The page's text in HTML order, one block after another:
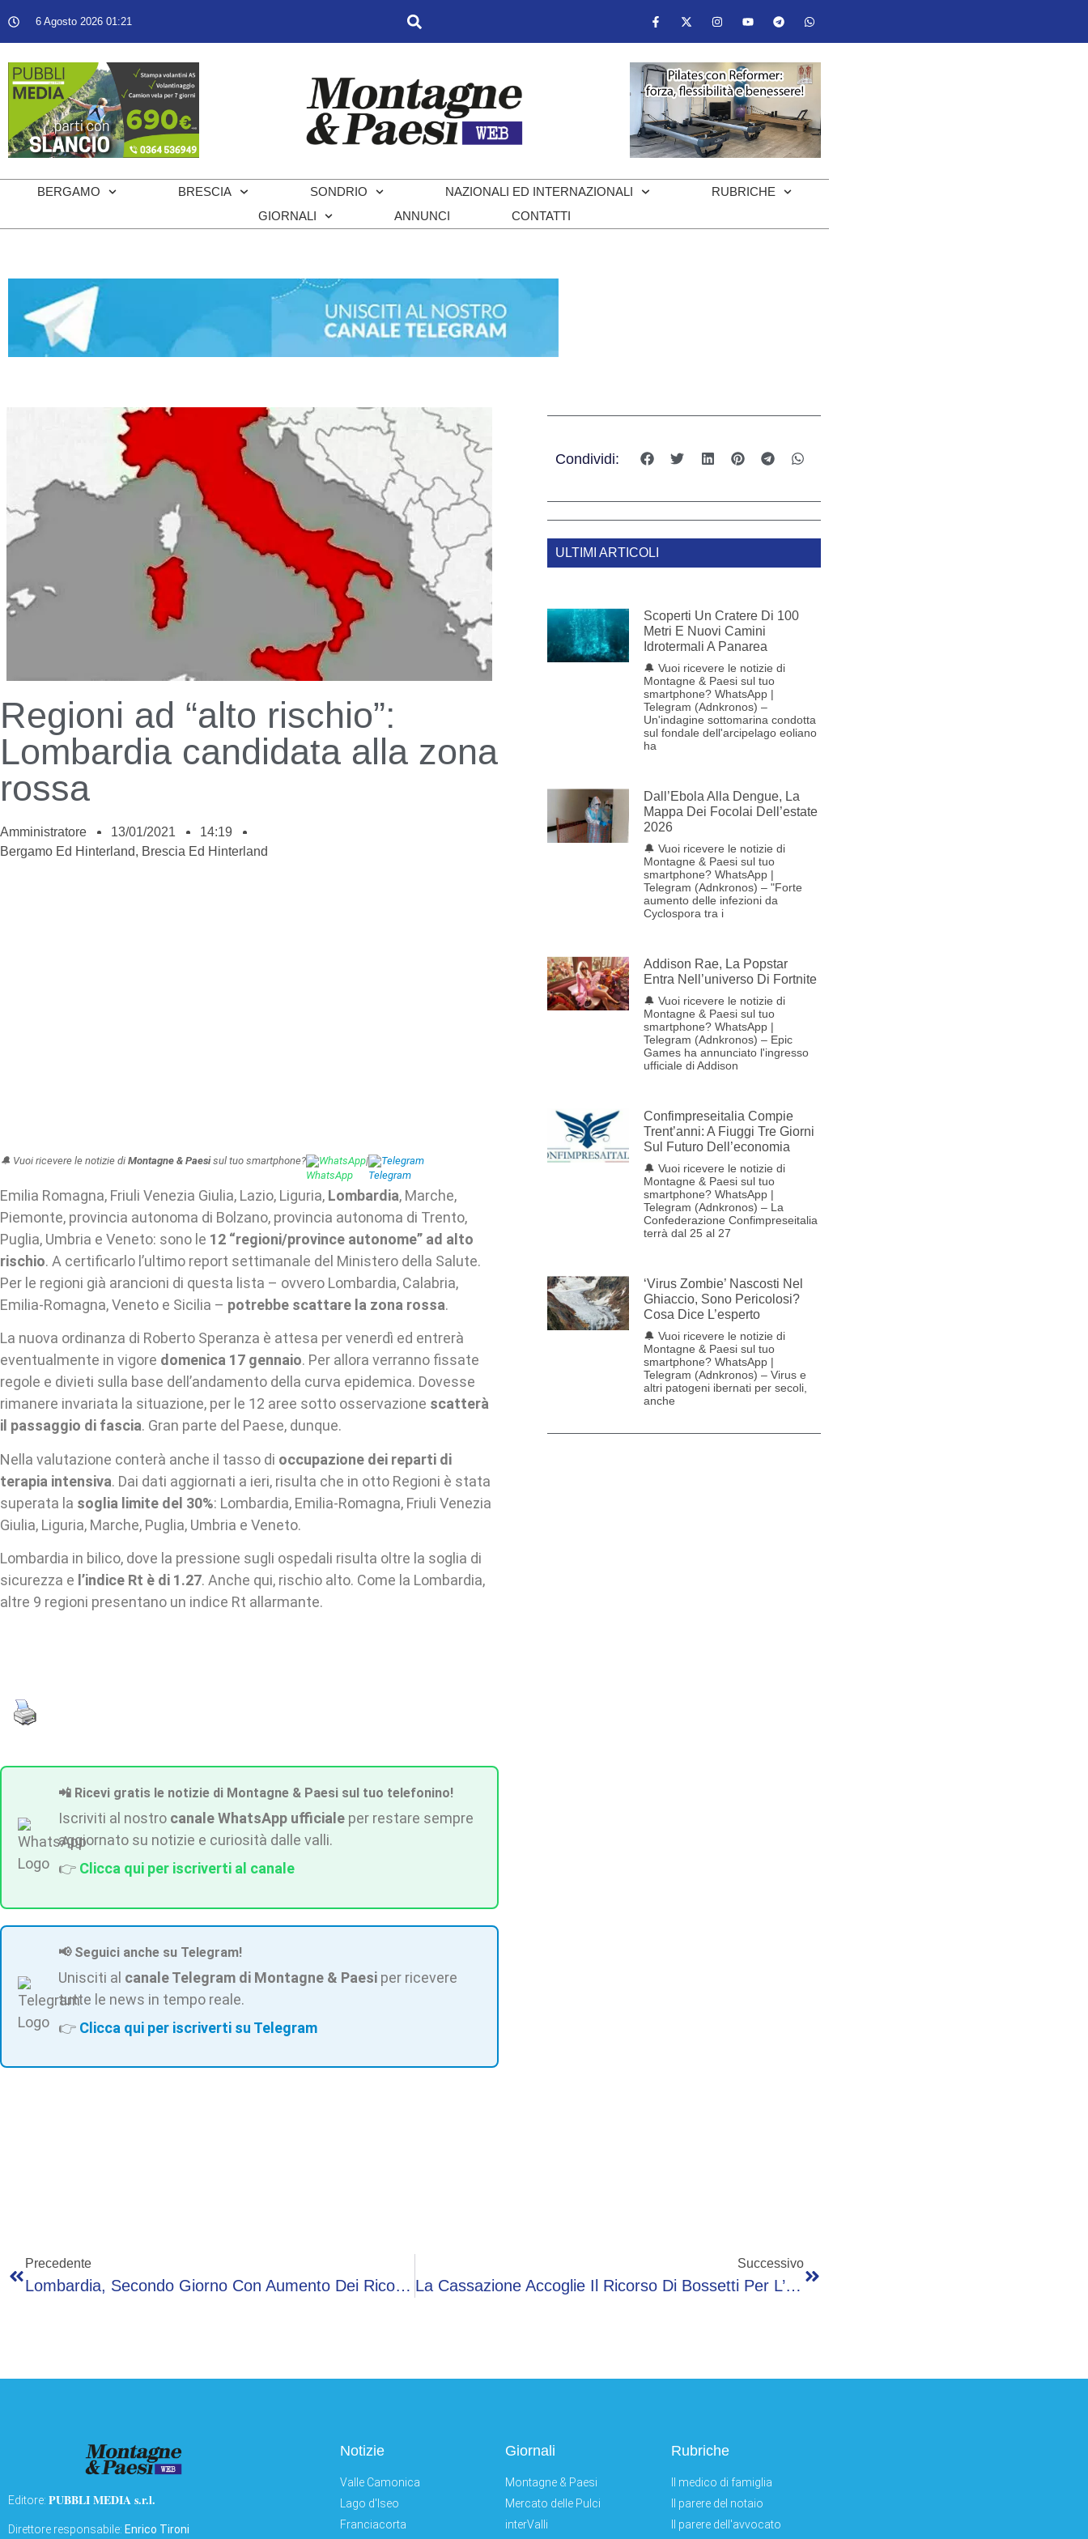
6 Agosto 2026 01:21
BERGAMO BRESCIA SONDRIO NAZIONALI ED INTERNAZIONALI
RUBRICHE
GIORNALI
ANNUNCI CONTATTI
Regioni ad “alto rischio”:
Lombardia candidata alla zona
rossa
Amministratore 13/01/2021
14:19
Bergamo Ed Hinterland, Brescia Ed Hinterland
🔔 Vuoi ricevere le notizie di Montagne & Paesisul tuo smartphone? WhatsApp| Telegram
Emilia Romagna, Friuli Venezia Giulia, Lazio, Liguria, Lombardia, Marche,
Piemonte, provincia autonoma di Bolzano, provincia autonoma di Trento,
Puglia, Umbria e Veneto: sono le 12 “regioni/province autonome” ad alto
rischio. A certificarlo l’ultimo report settimanale del Ministero della Salute.
Per le regioni già arancioni di questa lista – ovvero Lombardia, Calabria,
Emilia-Romagna, Veneto e Sicilia – potrebbe scattare la zona rossa.
La nuova ordinanza di Roberto Speranza è attesa per venerdì ed entrerà
eventualmente in vigore domenica 17 gennaio. Per allora verranno fissate
regole e divieti sulla base dell’andamento della curva epidemica. Dovesse
rimanere invariata la situazione, per le 12 aree sotto osservazione scatterà
il passaggio di fascia. Gran parte del Paese, dunque.
Nella valutazione conterà anche il tasso di occupazione dei reparti di
terapia intensiva. Dai dati aggiornati a ieri, risulta che in otto Regioni è stata
superata la soglia limite del 30%: Lombardia, Emilia-Romagna, Friuli Venezia
Giulia, Liguria, Marche, Puglia, Umbria e Veneto.
Lombardia in bilico, dove la pressione sugli ospedali risulta oltre la soglia di
sicurezza e l’indice Rt è di 1.27. Anche qui, rischio alto. Come la Lombardia,
altre 9 regioni presentano un indice Rt allarmante.
📲 Ricevi gratis le notizie di Montagne & Paesi sul tuo telefonino!
Iscriviti al nostro canale WhatsApp ufficiale per restare sempre
aggiornato su notizie e curiosità dalle valli.
👉 Clicca qui per iscriverti al canale
📢 Seguici anche su Telegram!
Unisciti al canale Telegram di Montagne & Paesi per ricevere
tutte le news in tempo reale.
👉 Clicca qui per iscriverti su Telegram
Condividi:
ULTIMI ARTICOLI
Scoperti Un Cratere Di 100
Metri E Nuovi Camini
Idrotermali A Panarea
🔔 Vuoi ricevere le notizie di
Montagne & Paesi sul tuo
smartphone? WhatsApp |
Telegram (Adnkronos) –
Un'indagine sottomarina condotta
sul fondale dell'arcipelago eoliano
ha
Dall’Ebola Alla Dengue, La
Mappa Dei Focolai Dell’estate
2026
🔔 Vuoi ricevere le notizie di
Montagne & Paesi sul tuo
smartphone? WhatsApp |
Telegram (Adnkronos) – "Forte
aumento delle infezioni da
Cyclospora tra i
Addison Rae, La Popstar
Entra Nell’universo Di Fortnite
🔔 Vuoi ricevere le notizie di
Montagne & Paesi sul tuo
smartphone? WhatsApp |
Telegram (Adnkronos) – Epic
Games ha annunciato l'ingresso
ufficiale di Addison
Confimpreseitalia Compie
Trent’anni: A Fiuggi Tre Giorni
Sul Futuro Dell’economia
🔔 Vuoi ricevere le notizie di
Montagne & Paesi sul tuo
smartphone? WhatsApp |
Telegram (Adnkronos) – La
Confederazione Confimpreseitalia
terrà dal 25 al 27
‘Virus Zombie’ Nascosti Nel
Ghiaccio, Sono Pericolosi?
Cosa Dice L’esperto
🔔 Vuoi ricevere le notizie di
Montagne & Paesi sul tuo
smartphone? WhatsApp |
Telegram (Adnkronos) – Virus e
altri patogeni ibernati per secoli,
anche
Precedente
Lombardia, Secondo Giorno Con Aumento Dei Ricoveri In Terapia Intensiva
Successivo
La Cassazione Accoglie Il Ricorso Di Bossetti Per L’esame Dei Reperti Biologici
Editore: PUBBLI MEDIA s.r.l.
Direttore responsabile: Enrico Tironi
Notizie
Valle Camonica
Lago d'Iseo
Franciacorta
Giornali
Montagne & Paesi
Mercato delle Pulci
interValli
Rubriche
Il medico di famiglia
Il parere del notaio
Il parere dell'avvocato